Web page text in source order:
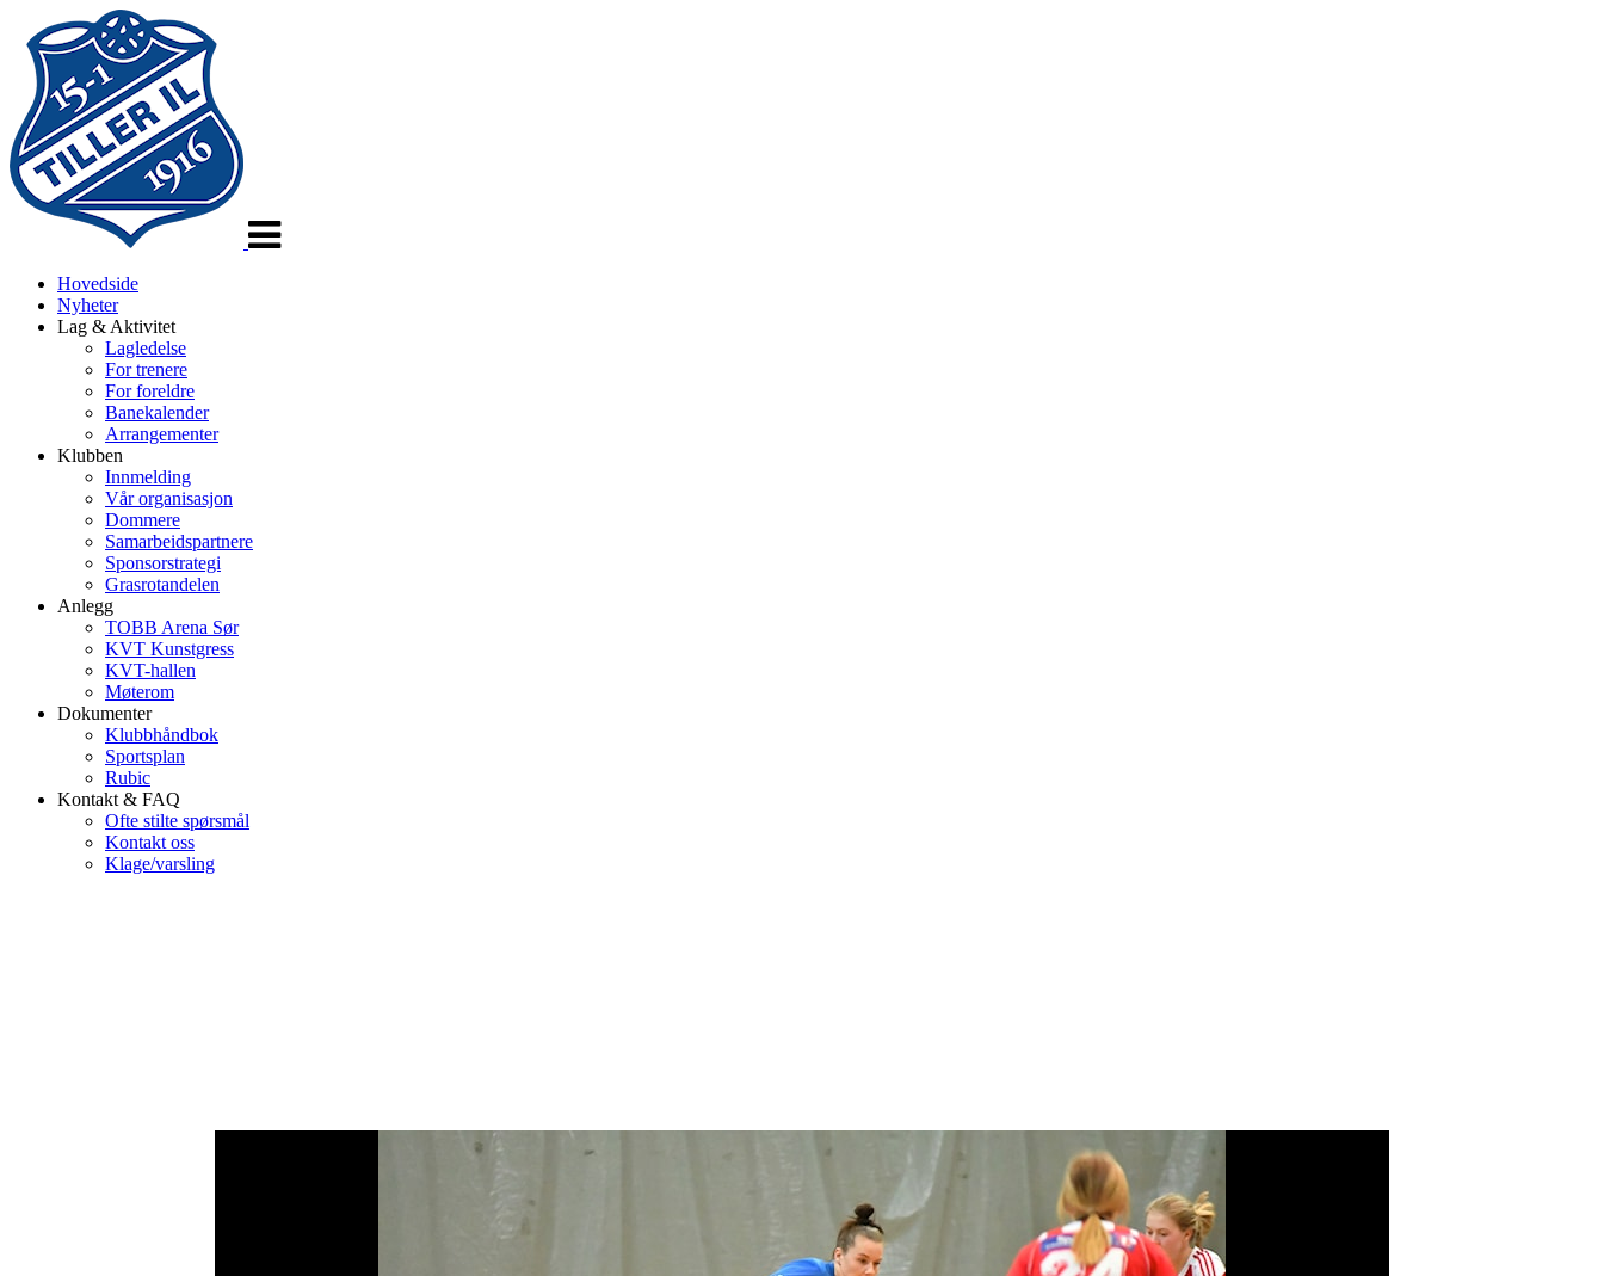
Hovedside
Nyheter
Lag & Aktivitet
Lagledelse
For trenere
For foreldre
Banekalender
Arrangementer
Klubben
Innmelding
Vår organisasjon
Dommere
Samarbeidspartnere
Sponsorstrategi
Grasrotandelen
Anlegg
TOBB Arena Sør
KVT Kunstgress
KVT-hallen
Møterom
Dokumenter
Klubbhåndbok
Sportsplan
Rubic
Kontakt & FAQ
Ofte stilte spørsmål
Kontakt oss
Klage/varsling